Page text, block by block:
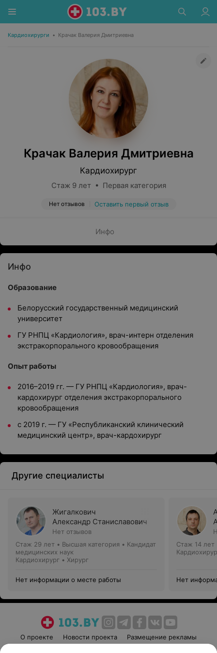
Кардиохирурги • Крачак Валерия Дмитриевна
Крачак Валерия Дмитриевна
Кардиохирург
Стаж 9 лет • Первая категория
Нет отзывов Оставить первый отзыв
Инфо
Инфо
Образование
Белорусский государственный медицинский
университет
ГУ РНПЦ «Кардиология», врач-интерн отделения
экстракорпорального кровообращения
Опыт работы
2016–2019 гг. — ГУ РНПЦ «Кардиология», врач-
кардохирург отделения экстракорпорального
кровообращения
с 2019 г. — ГУ «Республиканский клинический
медицинский центр», врач-кардохирург
Другие специалисты
Жигалкович
Александр Станиславович
Нет отзывов
Стаж 29 лет • Высшая категория • Кандидат
медицинских наук
Кардиохирург • Хирург
Нет информации о месте работы
Стаж 14 лет
Нет
О проекте Новости проекта
Размещение рекламы